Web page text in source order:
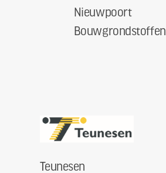
Nieuwpoort
Bouwgrondstoffen
Teunesen